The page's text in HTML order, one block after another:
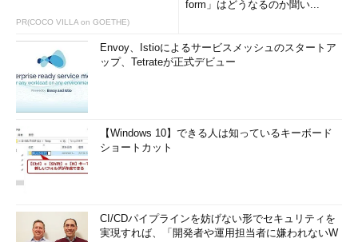
PR(COCO VILLA on GOETHE)
form」はどうなるのか聞い...
Envoy、Istioによるサービスメッシュのスタートア
ップ、Tetrateが正式デビュー
【Windows 10】できる人は知っているキーボード
ショートカット
CI/CDパイプラインを妨げない形でセキュリティを
実現すれば、「開発者や運用担当者に嫌われないW